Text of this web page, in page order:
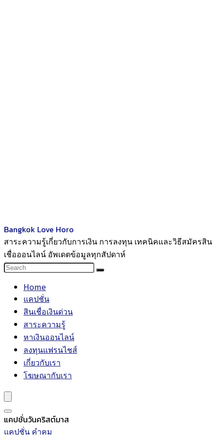
Bangkok Love Horo
สาระความรู้เกี่ยวกับการเงิน การลงทุน เทคนิคและวิธีสมัครสิน
เชื่อออนไลน์ อัพเดตข้อมูลทุกสัปดาห์
Home
แคปชั่น
สินเชื่อเงินด่วน
สาระความรู้
หาเงินออนไลน์
ลงทุนแฟรนไชส์
เกี่ยวกับเรา
โฆษณากับเรา
แคปชั่นวันคริสต์มาส
แคปชั่น คำคม